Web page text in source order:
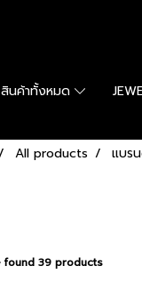
สินค้าทั้งหมด
All products แบร
found 39 products